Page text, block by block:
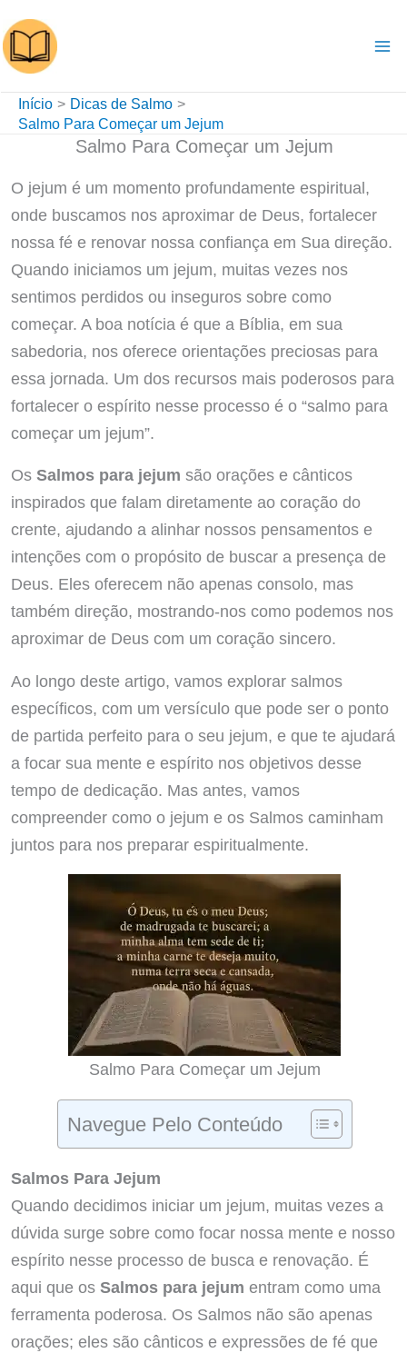
para
o
conteúdo
Início
Dicas de Salmo
Salmo Para Começar um Jejum
Salmo Para Começar um Jejum
O jejum é um momento profundamente espiritual,
onde buscamos nos aproximar de Deus, fortalecer
nossa fé e renovar nossa confiança em Sua direção.
Quando iniciamos um jejum, muitas vezes nos
sentimos perdidos ou inseguros sobre como
começar. A boa notícia é que a Bíblia, em sua
sabedoria, nos oferece orientações preciosas para
essa jornada. Um dos recursos mais poderosos para
fortalecer o espírito nesse processo é o “salmo para
começar um jejum”.
Os Salmos para jejum são orações e cânticos
inspirados que falam diretamente ao coração do
crente, ajudando a alinhar nossos pensamentos e
intenções com o propósito de buscar a presença de
Deus. Eles oferecem não apenas consolo, mas
também direção, mostrando-nos como podemos nos
aproximar de Deus com um coração sincero.
Ao longo deste artigo, vamos explorar salmos
específicos, com um versículo que pode ser o ponto
de partida perfeito para o seu jejum, e que te ajudará
a focar sua mente e espírito nos objetivos desse
tempo de dedicação. Mas antes, vamos
compreender como o jejum e os Salmos caminham
juntos para nos preparar espiritualmente.
Salmo Para Começar um Jejum
Navegue Pelo Conteúdo
Salmos Para Jejum
Quando decidimos iniciar um jejum, muitas vezes a
dúvida surge sobre como focar nossa mente e nosso
espírito nesse processo de busca e renovação. É
aqui que os Salmos para jejum entram como uma
ferramenta poderosa. Os Salmos não são apenas
orações; eles são cânticos e expressões de fé que